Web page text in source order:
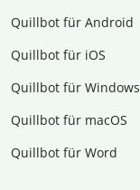
Quillbot für Android
Quillbot für iOS
Quillbot für Windows
Quillbot für macOS
Quillbot für Word